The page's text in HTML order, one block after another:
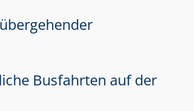
Busfahrten auf der